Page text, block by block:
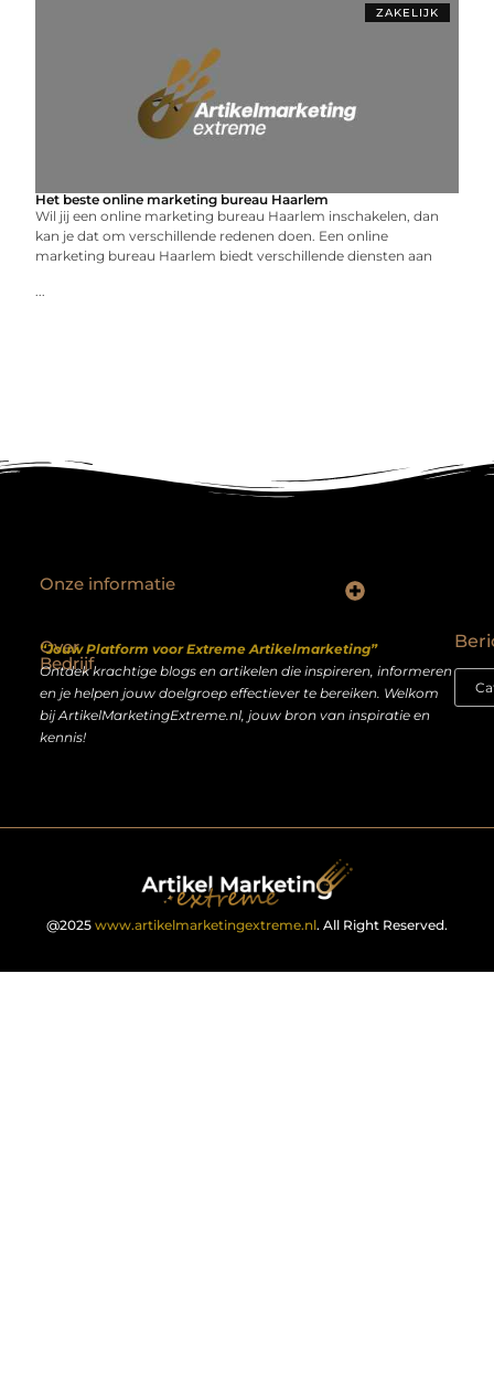
ZAKELIJK
Het beste online marketing bureau Haarlem
Wil jij een online marketing bureau Haarlem inschakelen, dan
kan je dat om verschillende redenen doen. Een online
marketing bureau Haarlem biedt verschillende diensten aan
...
Over
Bedrijf
“Jouw Platform voor Extreme Artikelmarketing”
Ontdek krachtige blogs en artikelen die inspireren, informeren
en je helpen jouw doelgroep effectiever te bereiken. Welkom
bij ArtikelMarketingExtreme.nl, jouw bron van inspiratie en
kennis!
Onze informatie
@2025 www.artikelmarketingextreme.nl. All Right Reserved.